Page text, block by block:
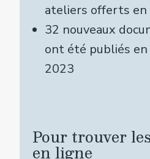
ateliers offerts en
32 nouveaux
ont été publiés en
2023
Pour trouver
en ligne